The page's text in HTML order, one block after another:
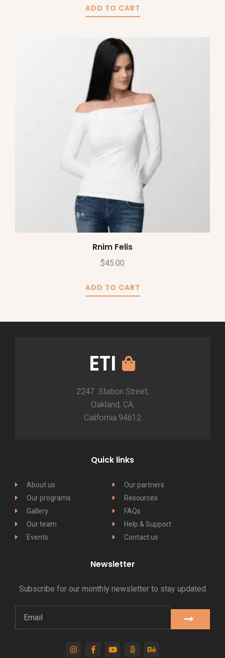
ADD TO CART
Rnim Felis
$45.00
ADD TO CART
ETI
2247 Station Street,
Oakland, CA,
California 94612
Quick links
About us
Our programs
Gallery
Our team
Events
Our partners
Resources
FAQs
Help & Support
Contact us
Newsletter
Subscribe for our monthly newsletter to stay updated